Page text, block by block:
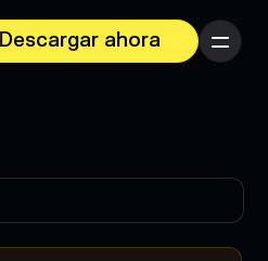
Descargar ahora
Menú